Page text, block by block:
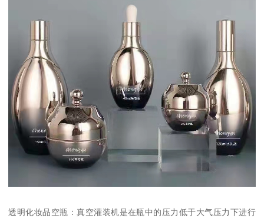
透明化妆品空瓶：真空灌装机是在瓶中的压力低于大气压力下进行